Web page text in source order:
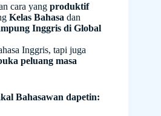
cara yang produktif
Kelas Bahasa dan
Inggris di Global
Inggris, tapi juga
peluang masa
Bahasawan dapetin: